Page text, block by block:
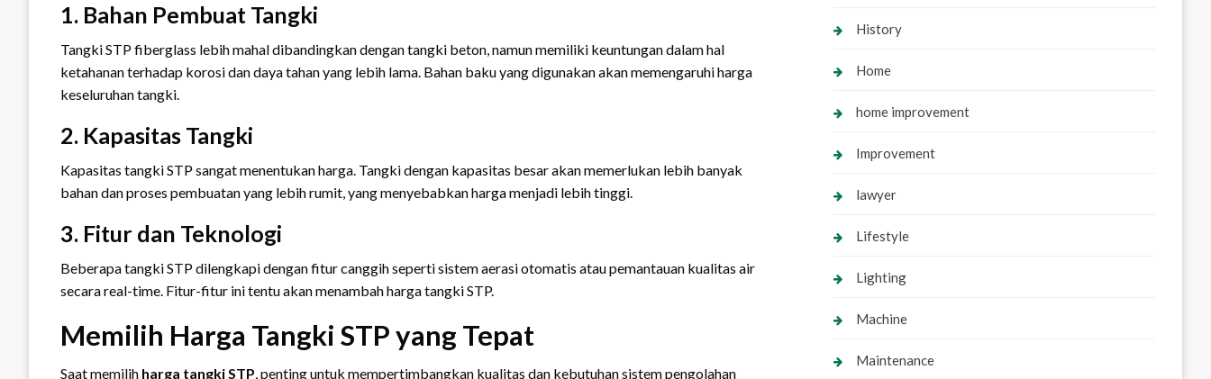
1. Bahan Pembuat Tangki
Tangki STP fiberglass lebih mahal dibandingkan dengan tangki beton, namun memiliki keuntungan dalam hal
ketahanan terhadap korosi dan daya tahan yang lebih lama. Bahan baku yang digunakan akan memengaruhi harga
keseluruhan tangki.
2. Kapasitas Tangki
Kapasitas tangki STP sangat menentukan harga. Tangki dengan kapasitas besar akan memerlukan lebih banyak
bahan dan proses pembuatan yang lebih rumit, yang menyebabkan harga menjadi lebih tinggi.
3. Fitur dan Teknologi
Beberapa tangki STP dilengkapi dengan fitur canggih seperti sistem aerasi otomatis atau pemantauan kualitas air
secara real-time. Fitur-fitur ini tentu akan menambah harga tangki STP.
Memilih Harga Tangki STP yang Tepat
Saat memilih harga tangki STP, penting untuk mempertimbangkan kualitas dan kebutuhan sistem pengolahan
History
Home
home improvement
Improvement
lawyer
Lifestyle
Lighting
Machine
Maintenance